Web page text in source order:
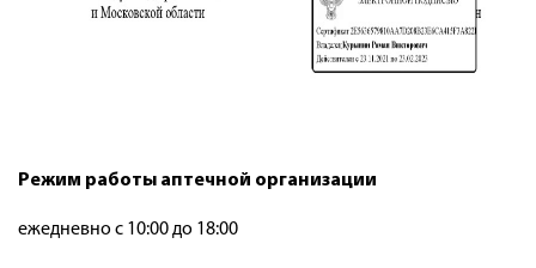
Режим работы аптечной организации
ежедневно с 10:00 до 18:00